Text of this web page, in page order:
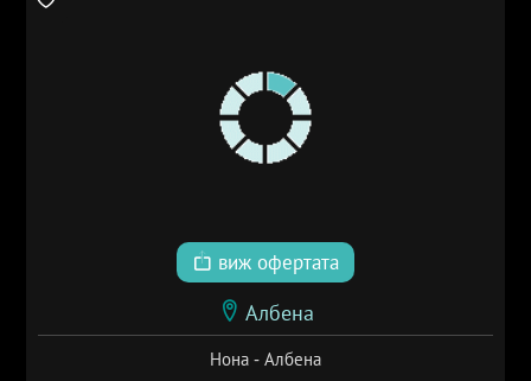
виж офертата
Албена
Нона - Албена